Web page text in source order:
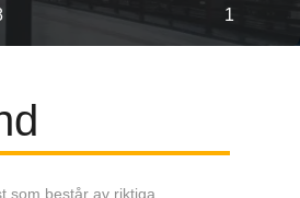
1
som består av riktiga